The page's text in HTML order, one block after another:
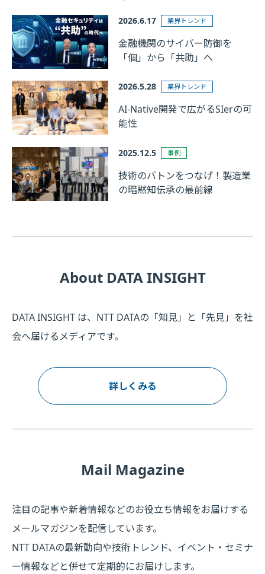
2026.6.17 業界トレンド
金融機関のサイバー防御を
「個」から「共助」へ
2026.5.28 業界トレンド
AI-Native開発で広がるSIerの可
能性
2025.12.5 事例
技術のバトンをつなげ！製造業
の暗黙知伝承の最前線
About DATA INSIGHT
DATA INSIGHT は、NTT DATAの「知見」と「先見」を社
会へ届けるメディアです。
詳しくみる
Mail Magazine
注目の記事や新着情報などのお役立ち情報をお届けする
メールマガジンを配信しています。
NTT DATAの最新動向や技術トレンド、イベント・セミナ
ー情報などと併せて定期的にお届けします。